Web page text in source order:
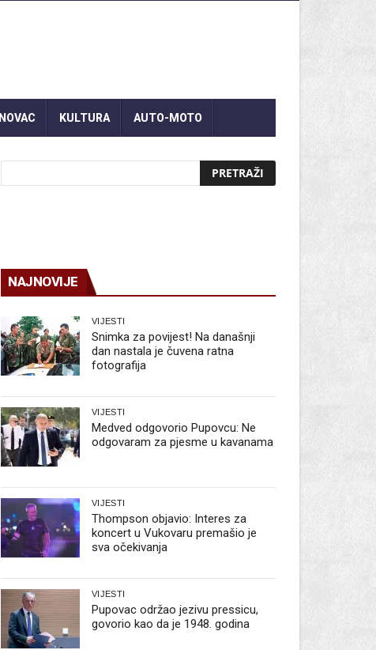
NOVAC KULTURA AUTO-MOTO
NAJNOVIJE
VIJESTI
Snimka za povijest! Na današnji
dan nastala je čuvena ratna
fotografija
VIJESTI
Medved odgovorio Pupovcu: Ne
odgovaram za pjesme u kavanama
VIJESTI
Thompson objavio: Interes za
koncert u Vukovaru premašio je
sva očekivanja
VIJESTI
Pupovac održao jezivu pressicu,
govorio kao da je 1948. godina